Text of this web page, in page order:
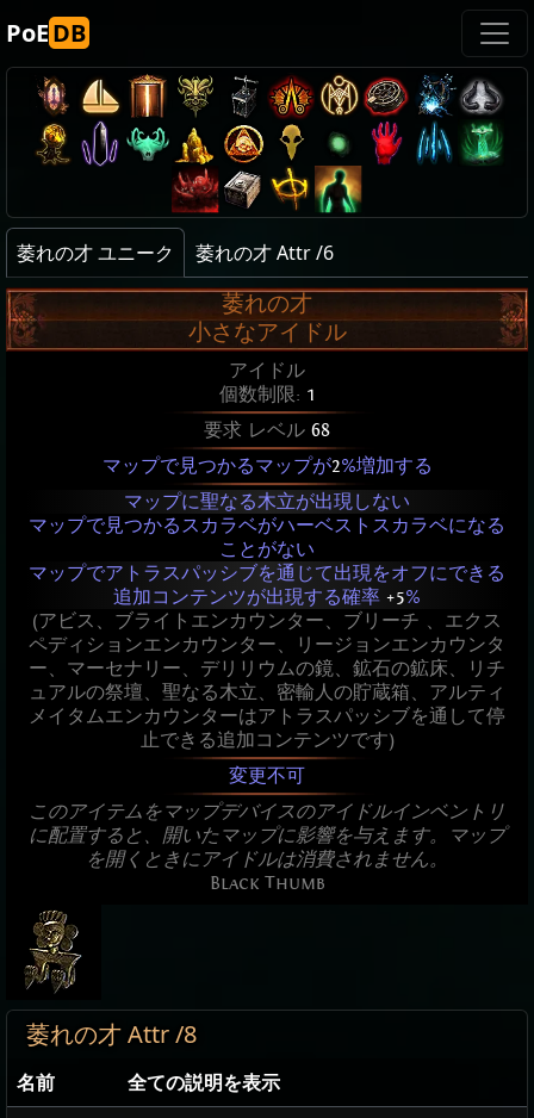
PoEDB
萎れの才 ユニーク
萎れの才 Attr /6
萎れの才
小さなアイドル
アイドル
個数制限: 1
要求 レベル 68
マップで見つかるマップが2%増加する
マップに聖なる木立が出現しない
マップで見つかるスカラベがハーベストスカラベになる
ことがない
マップでアトラスパッシブを通じて出現をオフにできる
追加コンテンツが出現する確率 +5%
(アビス、ブライトエンカウンター、ブリーチ 、エクス
ペディションエンカウンター、リージョンエンカウンタ
ー、マーセナリー、デリリウムの鏡、鉱石の鉱床、リチ
ュアルの祭壇、聖なる木立、密輸人の貯蔵箱、アルティ
メイタムエンカウンターはアトラスパッシブを通して停
止できる追加コンテンツです)
変更不可
このアイテムをマップデバイスのアイドルインベントリ
に配置すると、開いたマップに影響を与えます。マップ
を開くときにアイドルは消費されません。
Black Thumb
萎れの才 Attr /8
名前
全ての説明を表示